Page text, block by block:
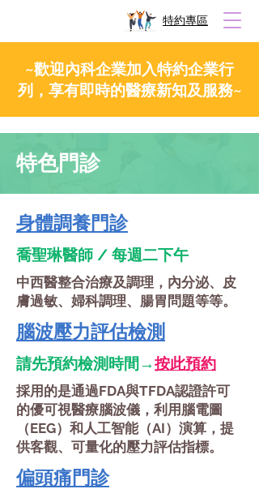
~歡迎內科企業加入特約企業行
列，享有即時的醫療新知及服務~
​特約專區
​特色門診
​身體調養門診
​喬聖琳醫師 / 每週二下午
中西醫整合治療及調理，內分泌、皮
膚過敏、婦科調理、腸胃問題等等。
腦波壓力評估檢測
請先預約檢測時間→按此預約
採用的是通過FDA與TFDA認證許可
的優可視醫療腦波儀，利用腦電圖
（EEG）和人工智能（AI）演算，提
供客觀、可量化的壓力評估指標。
偏頭痛門診